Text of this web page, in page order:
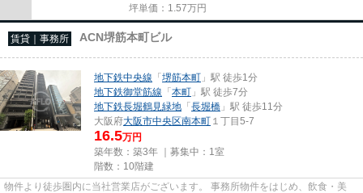
坪単価： 1.57万円
賃貸｜事務所 ACN堺筋本町ビル
地下鉄中央線 「堺筋本町 」駅 徒歩1分
地下鉄御堂筋線 「本町 」駅 徒歩7分
地下鉄長堀鶴見緑地 「長堀橋 」駅 徒歩11分
大阪府大阪市中央区南本町 １丁目5-7
16.5万円
築年数：築3年 ｜募集中： 1室
階数：10階建
物件より徒歩圏内に当社営業店がございます。 事務所物件をはじめ、飲食・美